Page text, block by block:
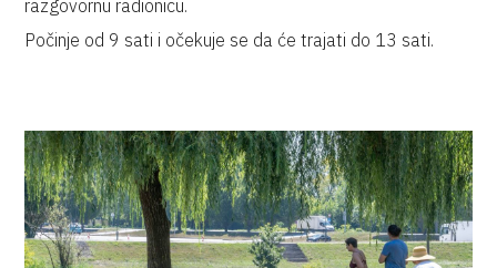
razgovornu radionicu.
Počinje od 9 sati i očekuje se da će trajati do 13 sati.